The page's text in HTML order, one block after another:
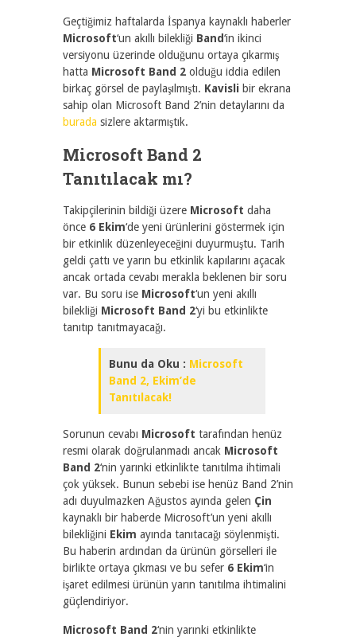
Geçtiğimiz haftalarda İspanya kaynaklı haberler
Microsoft‘un akıllı bilekliği Band‘in ikinci
versiyonu üzerinde olduğunu ortaya çıkarmış
hatta Microsoft Band 2 olduğu iddia edilen
birkaç görsel de paylaşılmıştı. Kavisli bir ekrana
sahip olan Microsoft Band 2’nin detaylarını da
burada sizlere aktarmıştık.
Microsoft Band 2
Tanıtılacak mı?
Takipçilerinin bildiği üzere Microsoft daha
önce 6 Ekim‘de yeni ürünlerini göstermek için
bir etkinlik düzenleyeceğini duyurmuştu. Tarih
geldi çattı ve yarın bu etkinlik kapılarını açacak
ancak ortada cevabı merakla beklenen bir soru
var. Bu soru ise Microsoft‘un yeni akıllı
bilekliği Microsoft Band 2‘yi bu etkinlikte
tanıtıp tanıtmayacağı.
Bunu da Oku : Microsoft
Band 2, Ekim’de
Tanıtılacak!
Sorunun cevabı Microsoft tarafından henüz
resmi olarak doğrulanmadı ancak Microsoft
Band 2‘nin yarınki etkinlikte tanıtılma ihtimali
çok yüksek. Bunun sebebi ise henüz Band 2’nin
adı duyulmazken Ağustos ayında gelen Çin
kaynaklı bir haberde Microsoft’un yeni akıllı
bilekliğini Ekim ayında tanıtacağı söylenmişti.
Bu haberin ardından da ürünün görselleri ile
birlikte ortaya çıkması ve bu sefer 6 Ekim‘in
işaret edilmesi ürünün yarın tanıtılma ihtimalini
güçlendiriyor.
Microsoft Band 2‘nin yarınki etkinlikte